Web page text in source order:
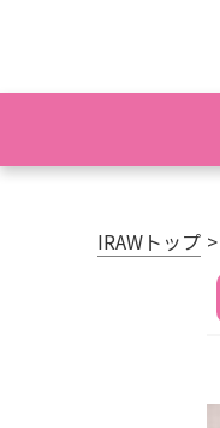
IRAWトップ